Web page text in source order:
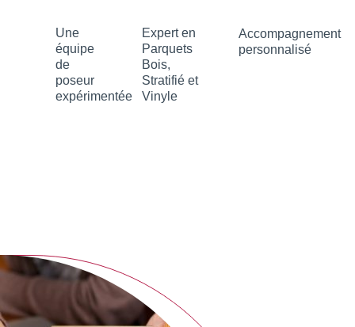
Une
équipe
de
poseur
expérimentée
Expert en
Parquets
Bois,
Stratifié et
Vinyle
Accompagnement
personnalisé